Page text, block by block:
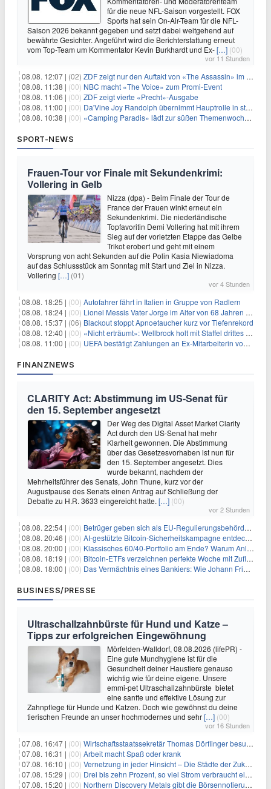
für die neue NFL-Saison vorgestellt. FOX
Sports hat sein On-Air-Team für die NFL-
Saison 2026 bekannt gegeben und setzt dabei weitgehend auf
bewährte Gesichter. Angeführt wird die Berichterstattung erneut
vom Top-Team um Kommentator Kevin Burkhardt und Ex-[…] (00)
vor 11 Stunden
08.08. 12:07 | (02) ZDF zeigt nur den Auftakt von «The Assassin» im Fernsehen
08.08. 11:38 | (00) NBC macht «The Voice» zum Promi-Event
08.08. 11:06 | (00) ZDF zeigt vierte «Precht»-Ausgabe
08.08. 11:00 | (00) Da'Vine Joy Randolph übernimmt Hauptrolle in starbesetzter schwarzer Komödie
08.08. 10:38 | (00) «Camping Paradis» lädt zur süßen Themenwoche ein
SPORT-NEWS
Frauen-Tour vor Finale mit Sekundenkrimi:
Vollering in Gelb
Nizza (dpa) - Beim Finale der Tour de
France der Frauen winkt erneut ein
Sekundenkrimi. Die niederländische
Topfavoritin Demi Vollering hat mit ihrem
Sieg auf der vorletzten Etappe das Gelbe
Trikot erobert und geht mit einem
Vorsprung von acht Sekunden auf die Polin Kasia Niewiadoma
auf das Schlussstück am Sonntag mit Start und Ziel in Nizza.
Vollering […] (01)
vor 4 Stunden
08.08. 18:25 | (00) Autofahrer fährt in Italien in Gruppe von Radlern
08.08. 18:24 | (00) Lionel Messis Vater Jorge im Alter von 68 Jahren gestorben
08.08. 15:37 | (06) Blackout stoppt Apnoetaucher kurz vor Tiefenrekord
08.08. 12:40 | (00) «Nicht erträumt»: Wellbrock holt mit Staffel drittes EM-Gold
08.08. 11:00 | (00) UEFA bestätigt Zahlungen an Ex-Mitarbeiterin von Infantino
FINANZNEWS
CLARITY Act: Abstimmung im US-Senat für
den 15. September angesetzt
Der Weg des Digital Asset Market Clarity
Act durch den US-Senat hat mehr
Klarheit gewonnen. Die Abstimmung
über das Gesetzesvorhaben ist nun für
den 15. September angesetzt. Dies
wurde bekannt, nachdem der
Mehrheitsführer des Senats, John Thune, kurz vor der
Augustpause des Senats einen Antrag auf Schließung der
Debatte zu H.R. 3633 eingereicht hatte. […] (00)
vor 2 Stunden
08.08. 22:54 | (00) Betrüger geben sich als EU-Regulierungsbehörden aus, um Krypto-Nutzer nach MiCA-Deadline ins Visier zu nehmen
08.08. 20:46 | (00) AI-gestützte Bitcoin-Sicherheitskampagne entdeckt fast 5.000 Softwareprobleme in 390 Projekten
08.08. 20:00 | (00) Klassisches 60/40-Portfolio am Ende? Warum Anleger jetzt radikal umdenken müssen
08.08. 18:19 | (00) Bitcoin-ETFs verzeichnen perfekte Woche mit Zuflüssen auf 3-Monats-Hoch
08.08. 18:00 | (00) Das Vermächtnis eines Bankiers: Wie Johann Friedrich Städel sein Imperium unsterblich machte
BUSINESS/PRESSE
Ultraschallzahnbürste für Hund und Katze –
Tipps zur erfolgreichen Eingewöhnung
Mörfelden-Walldorf, 08.08.2026 (lifePR) -
Eine gute Mundhygiene ist für die
Gesundheit deiner Haustiere genauso
wichtig wie für deine eigene. Unsere
emmi-pet Ultraschallzahnbürste bietet
eine sanfte und effektive Lösung zur
Zahnpflege für Hunde und Katzen. Doch wie gewöhnst du deine
tierischen Freunde an unser hochmodernes und sehr[…] (00)
vor 16 Stunden
07.08. 16:47 | (00) Wirtschaftsstaatssekretär Thomas Dörflinger besucht Handwerksbetrieb im Kammerbezirk Freiburg
07.08. 16:31 | (00) Arbeit macht Spaß oder krank
07.08. 16:10 | (00) Vernetzung in jeder Hinsicht – Die Städte der Zukunft sind grün-blau
07.08. 15:29 | (00) Drei bis zehn Prozent, so viel Strom verbraucht ein Aufzug im Gebäude
07.08. 15:20 | (00) Northern Discovery Metals gibt die Börsennotierung an der Frankfurter Wertpapierbörse bekannt